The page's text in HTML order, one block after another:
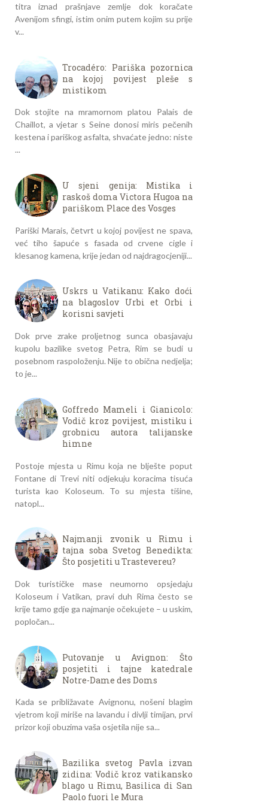
titra iznad prašnjave zemlje dok koračate
Avenijom sfingi, istim onim putem kojim su prije
v...
Trocadéro: Pariška pozornica
na kojoj povijest pleše s
mistikom
Dok stojite na mramornom platou Palais de
Chaillot, a vjetar s Seine donosi miris pečenih
kestena i pariškog asfalta, shvaćate jedno: niste
...
U sjeni genija: Mistika i
raskoš doma Victora Hugoa na
pariškom Place des Vosges
Pariški Marais, četvrt u kojoj povijest ne spava,
već tiho šapuće s fasada od crvene cigle i
klesanog kamena, krije jedan od najdragocjeniji...
Uskrs u Vatikanu: Kako doći
na blagoslov Urbi et Orbi i
korisni savjeti
Dok prve zrake proljetnog sunca obasjavaju
kupolu bazilike svetog Petra, Rim se budi u
posebnom raspoloženju. Nije to obična nedjelja;
to je...
Goffredo Mameli i Gianicolo:
Vodič kroz povijest, mistiku i
grobnicu autora talijanske
himne
Postoje mjesta u Rimu koja ne blješte poput
Fontane di Trevi niti odjekuju koracima tisuća
turista kao Koloseum. To su mjesta tišine,
natopl...
Najmanji zvonik u Rimu i
tajna soba Svetog Benedikta:
Što posjetiti u Trastevereu?
Dok turističke mase neumorno opsjedaju
Koloseum i Vatikan, pravi duh Rima često se
krije tamo gdje ga najmanje očekujete – u uskim,
popločan...
Putovanje u Avignon: Što
posjetiti i tajne katedrale
Notre-Dame des Doms
Kada se približavate Avignonu, nošeni blagim
vjetrom koji miriše na lavandu i divlji timijan, prvi
prizor koji obuzima vaša osjetila nije sa...
Bazilika svetog Pavla izvan
zidina: Vodič kroz vatikansko
blago u Rimu, Basilica di San
Paolo fuori le Mura